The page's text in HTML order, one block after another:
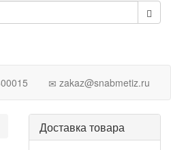
zakaz@snabmetiz.ru
Доставка товара